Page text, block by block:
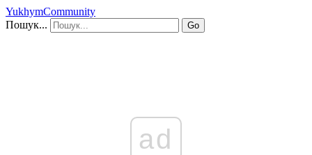
YukhymCommunity
Пошук...
Go
ad